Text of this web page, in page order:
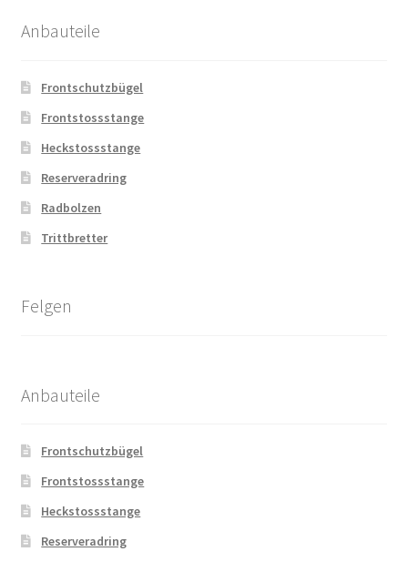
Anbauteile
Frontschutzbügel
Frontstossstange
Heckstossstange
Reserveradring
Radbolzen
Trittbretter
Felgen
Anbauteile
Frontschutzbügel
Frontstossstange
Heckstossstange
Reserveradring